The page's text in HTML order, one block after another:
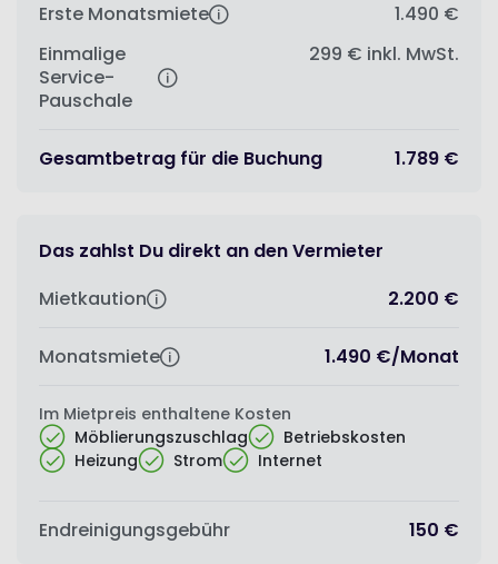
Erste Monatsmiete
1.490 €
Einmalige
Service-
Pauschale
299 € inkl. MwSt.
Gesamtbetrag für die Buchung 1.789 €
Das zahlst Du direkt an den Vermieter
Mietkaution
2.200 €
Monatsmiete 1.490 €/Monat
Im Mietpreis enthaltene Kosten
Möblierungszuschlag
Betriebskosten
Heizung
Strom Internet
Endreinigungsgebühr 150 €